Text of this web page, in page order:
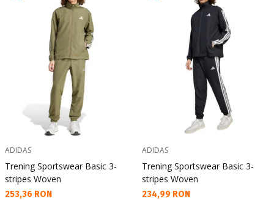
ADIDAS
Trening Sportswear Basic 3-
stripes Woven
Текуща цена:
253,36 RON
ADIDAS
Trening Sportswear Basic 3-
stripes Woven
Текуща цена:
234,99 RON